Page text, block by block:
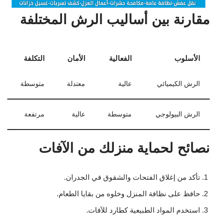
مقارنة بين أساليب الرش المختلفة
الأسلوب الفعالية الأمان التكلفة
الرش الكيميائي عالية معتدلة متوسطة
الرش البيولوجي متوسطة عالية مرتفعة
نصائح لحماية منزلك من الآفات
تأكد من إغلاق الفتحات والشقوق في الجدران.
حافظ على نظافة المنزل وخلوه من بقايا الطعام.
استخدم المواد الطبيعية كطارد للآفات.